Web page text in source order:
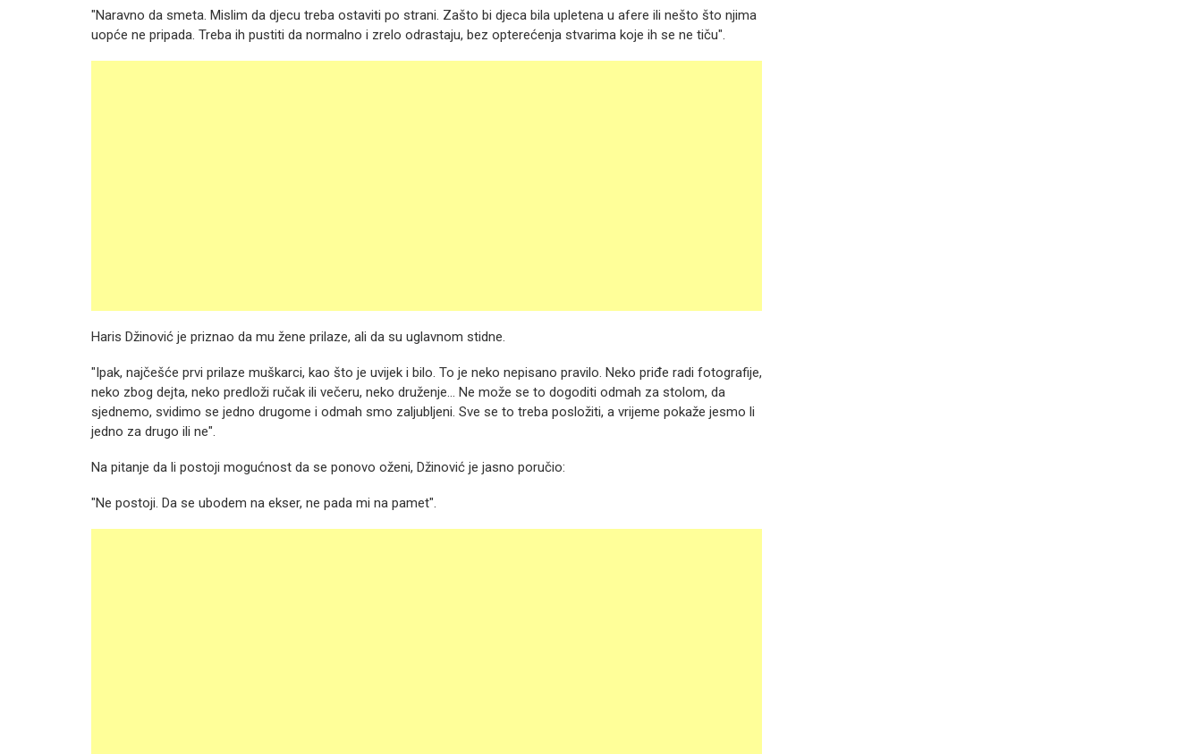
"Naravno da smeta. Mislim da djecu treba ostaviti po strani. Zašto bi djeca bila upletena u afere ili nešto što njima
uopće ne pripada. Treba ih pustiti da normalno i zrelo odrastaju, bez opterećenja stvarima koje ih se ne tiču".
Haris Džinović je priznao da mu žene prilaze, ali da su uglavnom stidne.
"Ipak, najčešće prvi prilaze muškarci, kao što je uvijek i bilo. To je neko nepisano pravilo. Neko priđe radi fotografije,
neko zbog dejta, neko predloži ručak ili večeru, neko druženje... Ne može se to dogoditi odmah za stolom, da
sjednemo, svidimo se jedno drugome i odmah smo zaljubljeni. Sve se to treba posložiti, a vrijeme pokaže jesmo li
jedno za drugo ili ne".
Na pitanje da li postoji mogućnost da se ponovo oženi, Džinović je jasno poručio:
"Ne postoji. Da se ubodem na ekser, ne pada mi na pamet".